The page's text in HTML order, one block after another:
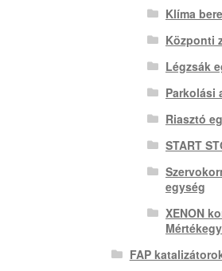
Klíma
Központi
Légzsák
Parkolási
Riasztó
START
egység
XENON
FAP